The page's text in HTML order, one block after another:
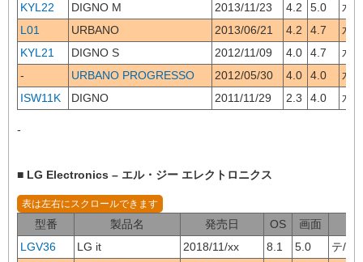
KYL22
DIGNO M 2013/11/23 4.2 5.0
水/
L01
URBANO 2013/06/21 4.2 4.7
水/
KYL21
DIGNO S 2012/11/09 4.0 4.7
水/
-
URBANO PROGRESSO 2012/05/30 4.0 4.0
水/
ISW11K
DIGNO 2011/11/29 2.3 4.0 水/
-
■ LG Electronics – エル・ジー エレクトロニクス
型番 製品名 発売日 OS
画面
LGV36
LG it 2018/11/xx 8.1 5.0
テ/L/